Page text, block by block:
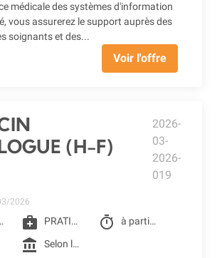
médicale des systèmes d'information
vous assurerez le support auprès des
soignants et des...
Voir l'offre
(H-F)
2026-
03-
2026-
019
2026
Toulouse medical_services PRATICIEN DE CLCC timer à partir du 01/07/2026
account_balance Selon la grille de CLCC (selon profil) + CSE - Crèche d'entreprise - Restaurant d'entreprise - Remboursement des frais de transports (accessibilité bus + Teleo)